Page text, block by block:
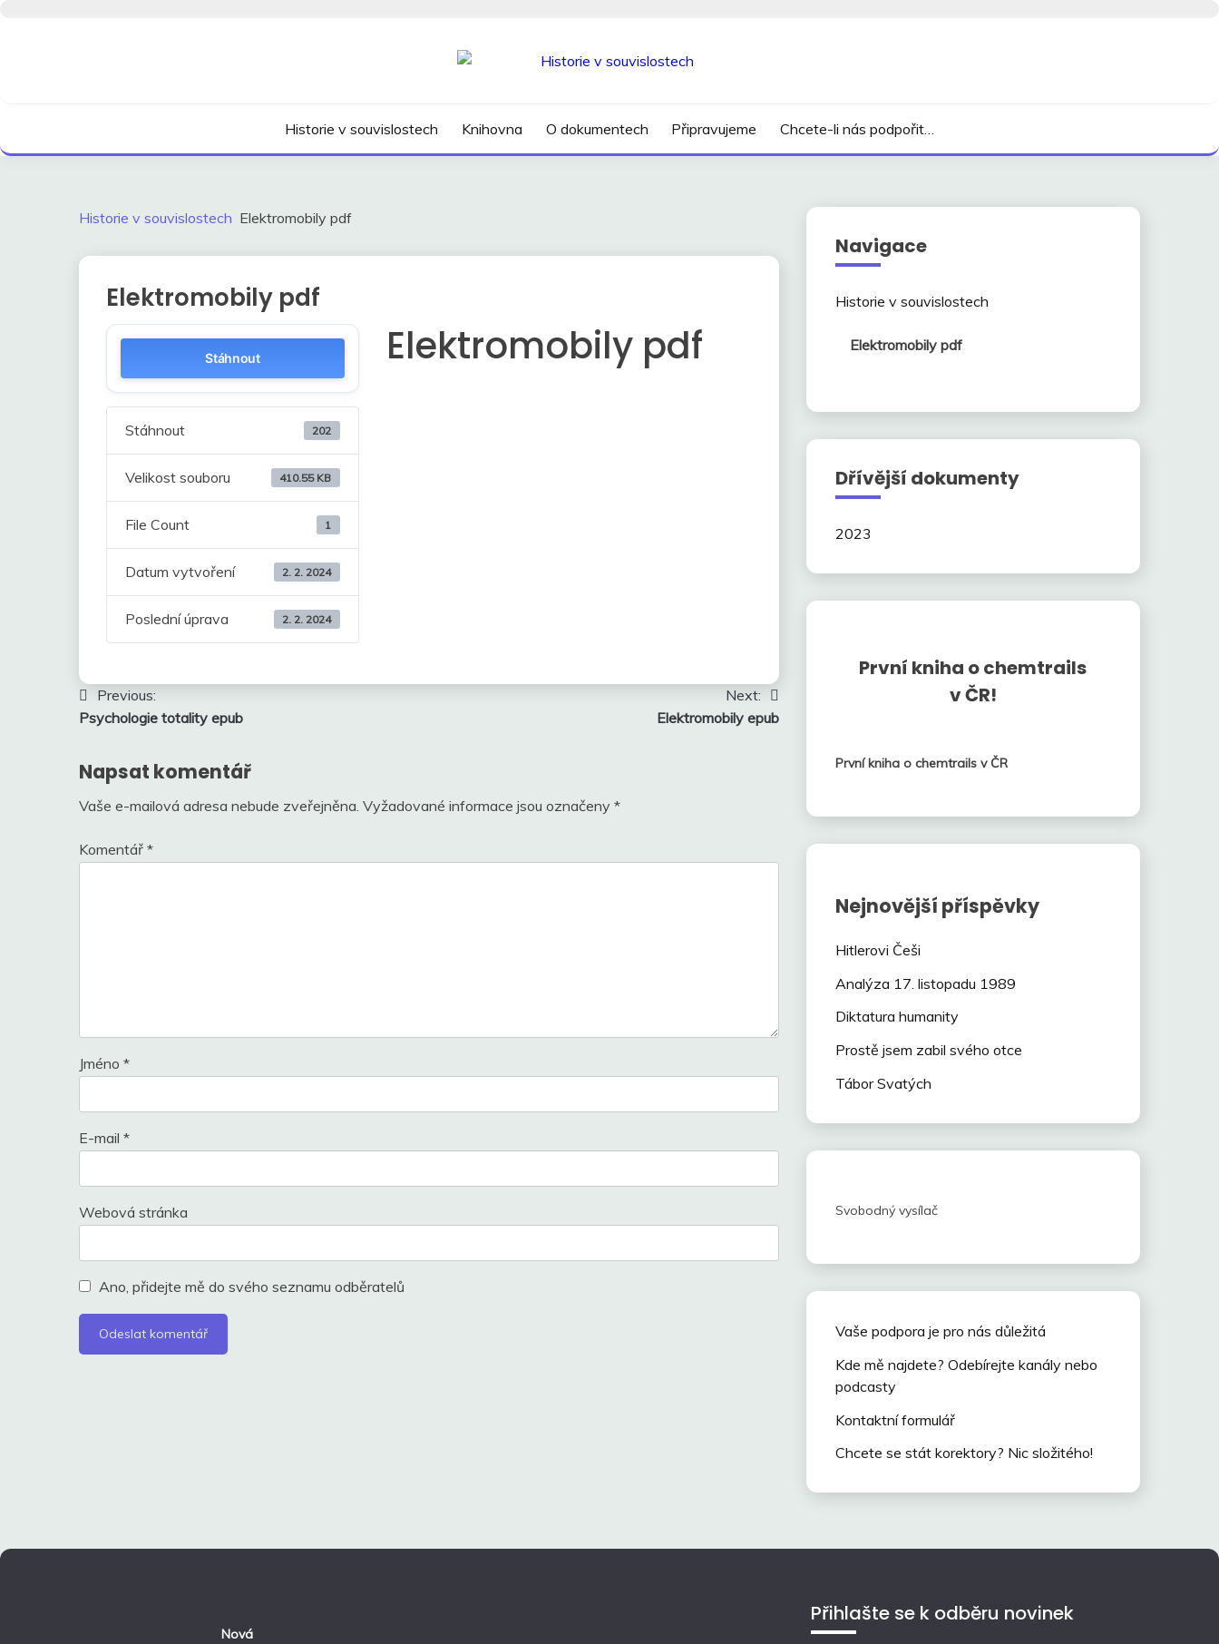
Historie v souvislostech Knihovna O dokumentech Připravujeme Chcete-li nás podpořit…
Historie v souvislostech Elektromobily pdf
Elektromobily pdf
Stáhnout
Stáhnout 202
Velikost souboru 410.55 KB
File Count 1
Datum vytvoření 2. 2. 2024
Poslední úprava 2. 2. 2024
Elektromobily pdf
Navigace
pro
Previous:
Psychologie totality epub
Next:
Elektromobily epub
Napsat komentář
Vaše e-mailová adresa nebude zveřejněna. Vyžadované informace jsou označeny *
Komentář *
Jméno *
E-mail *
Webová stránka
Ano, přidejte mě do svého seznamu odběratelů
Navigace
Historie v souvislostech
Elektromobily pdf
Dřívější dokumenty
2023
První kniha o chemtrails
v ČR!
První kniha o chemtrails v ČR
Nejnovější příspěvky
Hitlerovi Češi
Analýza 17. listopadu 1989
Diktatura humanity
Prostě jsem zabil svého otce
Tábor Svatých
Svobodný vysílač
Vaše podpora je pro nás důležitá
Kde mě najdete? Odebírejte kanály nebo
podcasty
Kontaktní formulář
Chcete se stát korektory? Nic složitého!
Nová
Přihlašte se k odběru novinek